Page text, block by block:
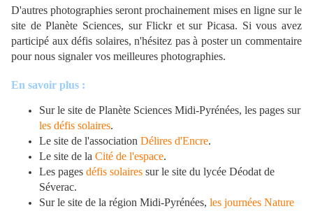
D'autres photographies seront prochainement mises en ligne sur le
site de Planète Sciences, sur Flickr et sur Picasa. Si vous avez
participé aux défis solaires, n'hésitez pas à poster un commentaire
pour nous signaler vos meilleures photographies.
En savoir plus :
Sur le site de Planète Sciences Midi-Pyrénées, les pages sur
les défis solaires.
Le site de l'association Délires d'Encre.
Le site de la Cité de l'espace.
Les pages défis solaires sur le site du lycée Déodat de
Séverac.
Sur le site de la région Midi-Pyrénées, les journées Nature